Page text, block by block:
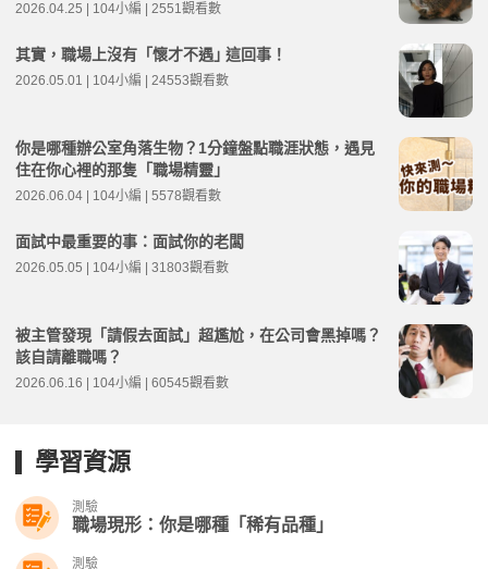
2026.04.25 | 104小編 | 2551觀看數
其實，職場上沒有「懷才不遇｣ 這回事！
2026.05.01 | 104小編 | 24553觀看數
你是哪種辦公室角落生物？1分鐘盤點職涯狀態，遇見
住在你心裡的那隻「職場精靈」
2026.06.04 | 104小編 | 5578觀看數
面試中最重要的事：面試你的老闆
2026.05.05 | 104小編 | 31803觀看數
被主管發現「請假去面試」超尷尬，在公司會黑掉嗎？
該自請離職嗎？
2026.06.16 | 104小編 | 60545觀看數
學習資源
測驗
職場現形：你是哪種「稀有品種」
測驗